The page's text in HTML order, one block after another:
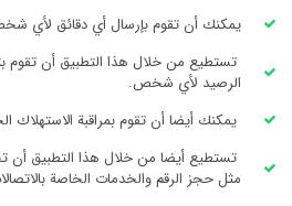
يمكنك أن تقوم بإرسال أي دقائق لأي
تستطيع من خلال هذا التطبيق أن تقوم
الرصيد لأي شخص.
يمكنك أيضا أن تقوم بمراقبة الاستهلاك
تستطيع أيضا من خلال هذا التطبيق
مثل حجز الرقم والخدمات الخاصة